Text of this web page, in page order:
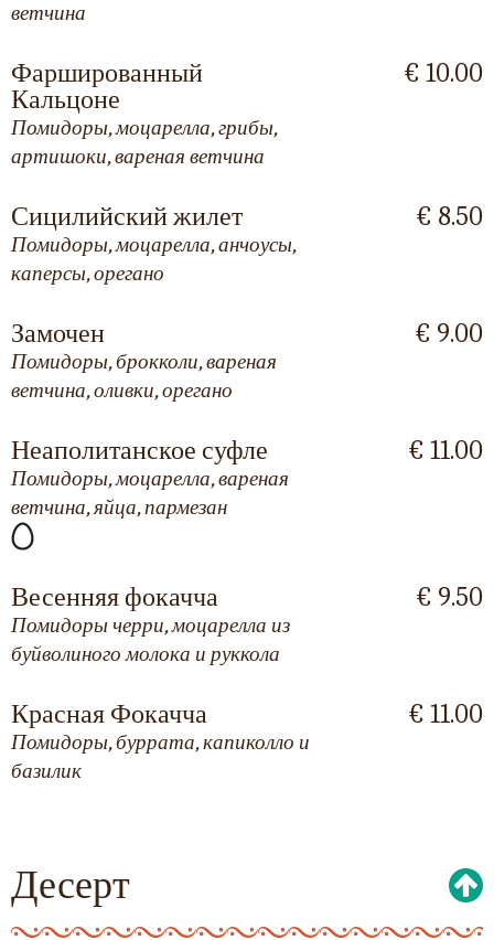
ветчина
Фаршированный
Кальцоне
Помидоры, моцарелла, грибы,
артишоки, вареная ветчина
€ 10.00
Сицилийский жилет
Помидоры, моцарелла, анчоусы,
каперсы, орегано
€ 8.50
Замочен
Помидоры, брокколи, вареная
ветчина, оливки, орегано
€ 9.00
Неаполитанское суфле
Помидоры, моцарелла, вареная
ветчина, яйца, пармезан
€ 11.00
Весенняя фокачча
Помидоры черри, моцарелла из
буйволиного молока и руккола
€ 9.50
Красная Фокачча
Помидоры, буррата, капиколло и
базилик
€ 11.00
Десерт